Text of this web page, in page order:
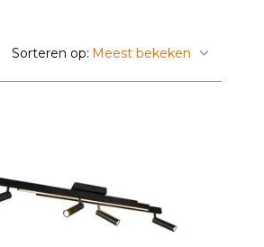
Sorteren op: